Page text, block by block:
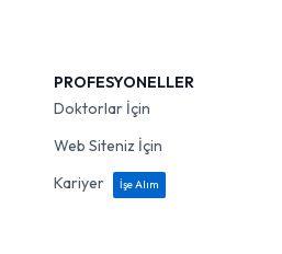
PROFESYONELLER
Doktorlar İçin
Web Siteniz İçin
Kariyer
İşe Alım